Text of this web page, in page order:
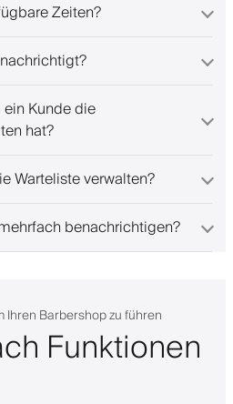
Zeiten?
Kunde die
hat?
Warteliste verwalten?
benachrichtigen?
Ihren Barbershop zu führen
Funktionen